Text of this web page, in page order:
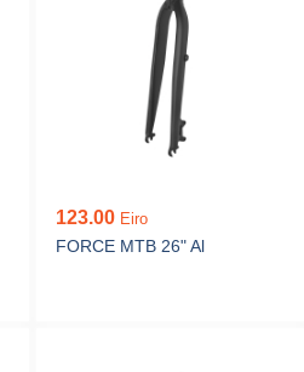
123.00 Eiro
FORCE MTB 26" Al